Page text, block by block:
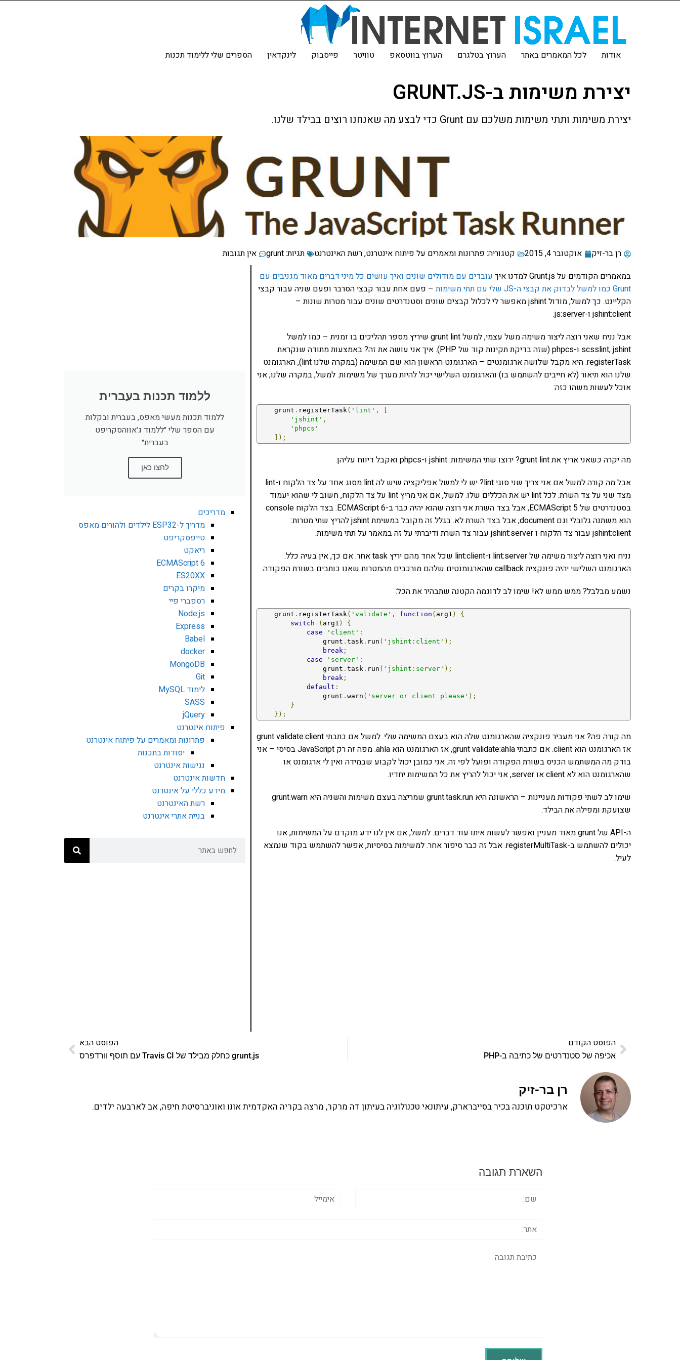
אודות לכל המאמרים באתר הערוץ בטלגרם הערוץ בווטסאפ טוויטר פייסבוק לינקדאין הספרים שלי ללימוד תכנות
יצירת משימות ב-GRUNT.JS
יצירת משימות ותתי משימות משלכם עם Grunt כדי לבצע מה שאנחנו רוצים בבילד שלנו.
רן בר-זיק אוקטובר 4, 2015 קטגוריה: פתרונות ומאמרים על פיתוח אינטרנט,רשת האינטרנט תגיות:grunt
אין תגובות
במאמרים הקודמים על Grunt.js למדנו איך
עובדים עם מודולים שונים ואיך עושים כל מיני דברים מאוד מגניבים עם
Grunt כמו למשל לבדוק את קבצי ה-JS שלי עם תתי משימות
– פעם אחת עבור קבצי הסרבר ופעם שניה עבור קבצי
הקליינט. כך למשל, מודול jshint מאפשר לי לכלול קבצים שונים וסטנדרטים שונים עבור מטרות שונות –
jshint:client ו-js:server.
אבל נניח שאני רוצה ליצור משימה משל עצמי, למשל grunt lint שיריץ מספר תהליכים בו זמנית – כמו למשל
scsslint, jshint ו-phpcs (שזה בדיקת תקינות קוד של PHP). איך אני עושה את זה? באמצעות מתודה שנקראת
registerTask. היא מקבל שלושה ארגומנטים – הארגומנט הראשון הוא שם המשימה (במקרה שלנו lint), הארגומנט
שלנו הוא תיאור (לא חייבים להשתמש בו) והארגומנט השלישי יכול להיות מערך של משימות. למשל, במקרה שלנו, אני
אוכל לעשות משהו כזה:
    grunt
. registerTask( 'lint' ,
'jshint' ,
'phpcs'
]);
מה יקרה כשאני אריץ את grunt lint? ירוצו שתי המשימות: jshint ו-phpcs ואקבל דיווח עליהן.
אבל מה קורה למשל אם אני צריך שני סוגי lint? יש לי למשל אפליקציה שיש לה lint מסוג אחד על צד הלקוח ו-lint
מצד שני על צד השרת. לכל lint יש את הכללים שלו. למשל, אם אני מריץ lint על צד הלקוח, חשוב לי שהוא יעמוד
בסטנדרטים של ECMAScript 5, אבל בצד השרת אני רוצה שהוא יהיה כבר ב-ECMAScript 6. בצד הלקוח console
הוא משתנה גלובלי וגם document, אבל בצד השרת לא. בגלל זה מקובל במשימת jshint להריץ שתי מטרות:
jshint:client עבור צד הלקוח ו jshint:server עבור צד השרת ודיברתי על זה במאמר על תתי משימות.
נניח ואני רוצה ליצור משימה של lint:server ו-lint:client שכל אחד מהם יריץ task אחר. אם כך, אין בעיה כלל.
הארגומנט השלישי יהיה פונקצית callback שהארגומנטים שלהם מורכבים מהמטרות שאנו כותבים בשורת הפקודה.
נשמע מבלבל? ממש ממש לא! שימו לב לדוגמה הקטנה שתבהיר את הכל:
    grunt
. registerTask( 'validate' , function ( arg1 )
{
switch
( arg1 )
{
case
'client' :
                grunt
.task . run ( 'jshint:client' );
break ;
case
'server' :
                grunt
.task . run ( 'jshint:server' );
break ;
default :
                grunt
.warn ( 'server or client please' );
}
});
מה קורה פה? אני מעביר פונקציה שהארגומנט שלה הוא בעצם המשימה שלי. למשל אם כתבתי grunt validate:client
אז הארגומנט הוא client. אם כתבתי grunt validate:ahla, אז הארגומנט הוא ahla. מפה זה רק JavaScript בסיסי – אני
בודק מה המשתמש הכניס בשורת הפקודה ופועל לפי זה. אני כמובן יכול לקבוע שבמידה ואין לי ארגומנט או
שהארגומנט הוא לא client או server, אני יכול להריץ את כל המשימות יחדיו.
שימו לב לשתי פקודות מעניינות – הראשונה היא grunt.task.run שמריצה בעצם משימות והשניה היא grunt.warn
שצועקת ומפילה את הבילד.
ה-API של grunt מאוד מעניין ואפשר לעשות איתו עוד דברים. למשל, אם אין לנו ידע מוקדם על המשימות, אנו
יכולים להשתמש ב-registerMultiTask. אבל זה כבר סיפור אחר. למשימות בסיסיות, אפשר להשתמש בקוד שנמצא
לעיל.
ללמוד תכנות בעברית
ללמוד תכנות מעשי מאפס, בעברית ובקלות
עם הספר שלי ״ללמוד ג׳אווהסקריפט
בעברית״
לחצו כאן
מדריכים
מדריך ל-ESP32 לילדים ולהורים מאפס
טייפסקריפט
ריאקט
ECMAScript 6
ES20XX
מיקרו בקרים
רספברי פיי
Node.js
Express
Babel
docker
MongoDB
Git
לימוד MySQL
SASS
jQuery
פיתוח אינטרנט
פתרונות ומאמרים על פיתוח אינטרנט
יסודות בתכנות
נגישות אינטרנט
חדשות אינטרנט
מידע כללי על אינטרנט
רשת האינטרנט
בניית אתרי אינטרנט
הפוסט הקודם
אכיפה של סטנדרטים של כתיבה ב-PHP
הפוסט הבא
grunt.js כחלק מבילד של Travis CI עם תוסף וורדפרס
רן בר-זיק
ארכיטקט תוכנה בכיר בסייברארק, עיתונאי טכנולוגיה בעיתון דה מרקר, מרצה בקריה האקדמית אונו ואוניברסיטת חיפה, אב לארבעה ילדים.
השארת תגובה
תגובה